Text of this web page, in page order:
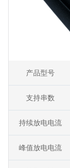
产品型号
支持串数
持续放电电流
峰值放电电流